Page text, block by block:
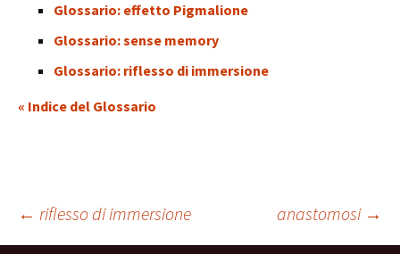
Glossario: effetto Pigmalione
Glossario: sense memory
Glossario: riflesso di immersione
« Indice del Glossario
Navigazione
← riflesso di immersione anastomosi →